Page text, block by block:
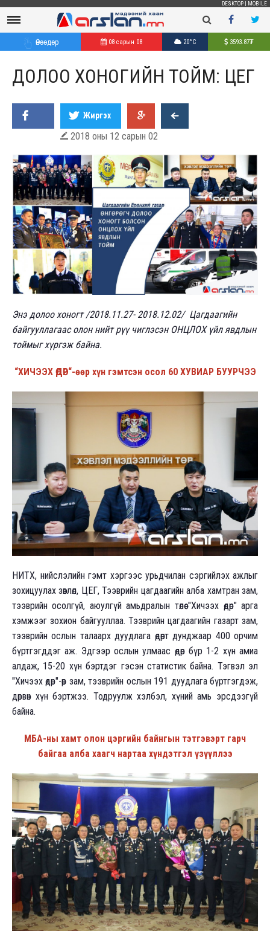
DESKTOP MOBILE
Өнөөдөр 08 сарын 08 20°C 3593.87₮
ДОЛОО ХОНОГИЙН ТОЙМ: ЦЕГ
Жиргэх
 2018 оны 12 сарын 02
Энэ долоо хоногт /2018.11.27- 2018.12.02/ Цагдаагийн
байгууллагаас олон нийт рүү чиглэсэн ОНЦЛОХ үйл явдлын
тоймыг хүргэж байна.
“ХИЧЭЭХ ӨДӨР“-өөр хүн гэмтсэн осол 60 ХУВИАР БУУРЧЭЭ
НИТХ, нийслэлийн гэмт хэргээс урьдчилан сэргийлэх ажлыг
зохицуулах зөвлөл, ЦЕГ, Тээврийн цагдаагийн алба хамтран зам,
тээврийн осолгүй, аюулгүй амьдралын төлөө "Хичээх өдөр" арга
хэмжээг зохион байгууллаа. Тээврийн цагдаагийн газарт зам,
тээврийн ослын талаарх дуудлага өдөрт дунджаар 400 орчим
бүртгэгддэг аж. Эдгээр ослын улмаас өдөр бүр 1-2 хүн амиа
алдаж, 15-20 хүн бэртдэг гэсэн статистик байна. Тэгвэл эл
"Хичээх өдөр"-өөр зам, тээврийн ослын 191 дуудлага бүртгэгдэж,
дөрвөн хүн бэртжээ. Тодруулж хэлбэл, хүний амь эрсдээгүй
байна.
МБА-ны хамт олон цэргийн байнгын тэтгэвэрт гарч
байгаа алба хаагч нартаа хүндэтгэл үзүүллээ